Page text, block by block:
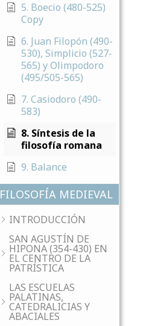
5. Boecio (480-525)
Copy
6. Juan Filopón (490-
530), Simplicio (527-
565) y Olimpodoro
(495/505-565)
7. Casiodoro (490-
583)
8. Síntesis de la
filosofía romana
9. Balance
FILOSOFÍA MEDIEVAL
INTRODUCCIÓN
SAN AGUSTÍN DE
HIPONA (354-430) EN
EL CENTRO DE LA
PATRÍSTICA
LAS ESCUELAS
PALATINAS,
CATEDRALICIAS Y
ABACIALES